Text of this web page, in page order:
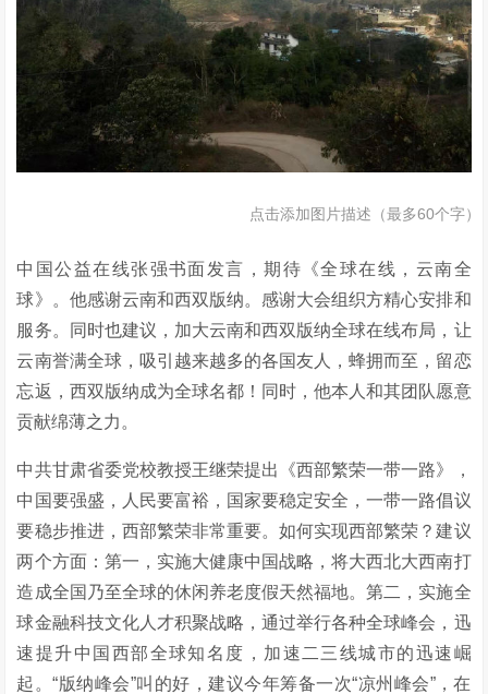
点击添加图片描述（最多60个字）
中国公益在线张强书面发言，期待《全球在线，云南全
球》。他感谢云南和西双版纳。感谢大会组织方精心安排和
服务。同时也建议，加大云南和西双版纳全球在线布局，让
云南誉满全球，吸引越来越多的各国友人，蜂拥而至，留恋
忘返，西双版纳成为全球名都！同时，他本人和其团队愿意
贡献绵薄之力。
中共甘肃省委党校教授王继荣提出《西部繁荣一带一路》，
中国要强盛，人民要富裕，国家要稳定安全，一带一路倡议
要稳步推进，西部繁荣非常重要。如何实现西部繁荣？建议
两个方面：第一，实施大健康中国战略，将大西北大西南打
造成全国乃至全球的休闲养老度假天然福地。第二，实施全
球金融科技文化人才积聚战略，通过举行各种全球峰会，迅
速提升中国西部全球知名度，加速二三线城市的迅速崛
起。“版纳峰会”叫的好，建议今年筹备一次“凉州峰会”，在